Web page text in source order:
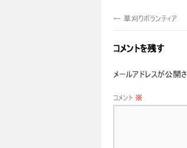
← 草刈りボランティア
コメントを残す
メールアドレスが公開さ
コメント ※